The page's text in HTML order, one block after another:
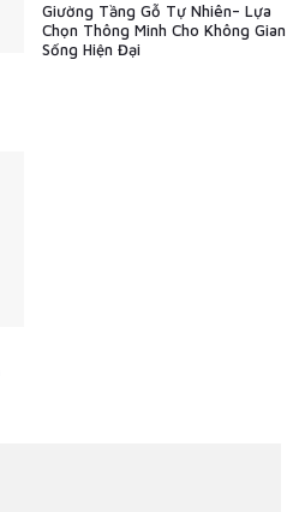
Giường Tầng Gỗ Tự Nhiên– Lựa
Chọn Thông Minh Cho Không Gian
Sống Hiện Đại